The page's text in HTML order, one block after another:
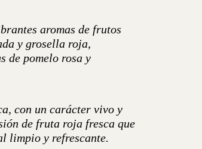
aromas de frutos
y grosella roja,
de pomelo rosa y
con un carácter vivo y
de fruta roja fresca que
limpio y refrescante.